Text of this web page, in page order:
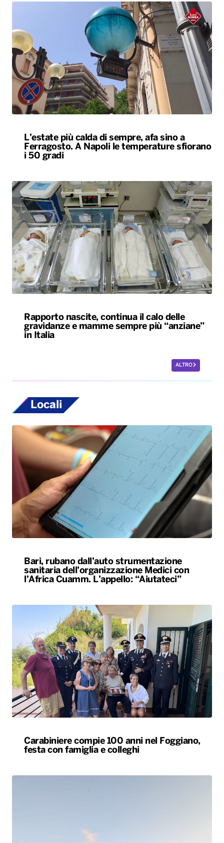
L’estate più calda di sempre, afa sino a
Ferragosto. A Napoli le temperature sfiorano
i 50 gradi
Rapporto nascite, continua il calo delle
gravidanze e mamme sempre più “anziane”
in Italia
ALTRO
Locali
Bari, rubano dall’auto strumentazione
sanitaria dell’organizzazione Medici con
l’Africa Cuamm. L’appello: “Aiutateci”
Carabiniere compie 100 anni nel Foggiano,
festa con famiglia e colleghi